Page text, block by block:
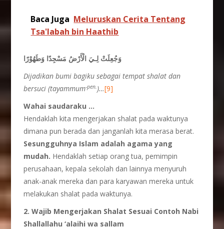
Baca Juga Meluruskan Cerita Tentang
Tsa'labah bin Haathib
وَجُعِلَتْ لِـيَ الْأَرْضُ مَسْجِدًا وَطَهُوْرًا
Dijadikan bumi bagikusebagai tempat shalatdan
bersuci (tayammum-pen. )…[9]
Wahai saudaraku …
Hendaklah kita mengerjakan shalat pada waktunya
dimana pun berada dan janganlah kita merasa berat.
Sesungguhnya Islam adalah agama yang
mudah. Hendaklah setiap orang tua, pemimpin
perusahaan, kepala sekolah dan lainnya menyuruh
anak-anak mereka dan para karyawan mereka untuk
melakukan shalat pada waktunya.
2. Wajib Mengerjakan Shalat Sesuai Contoh Nabi
Shallallahu ‘alaihi wa sallam